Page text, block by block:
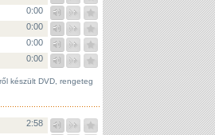
0:00
0:00
0:00
0:00
készült DVD, rengeteg
2:58